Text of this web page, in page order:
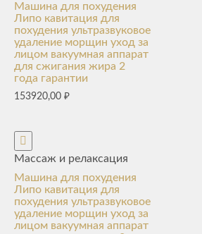
Машина для похудения
Липо кавитация для
похудения ультразвуковое
удаление морщин уход за
лицом вакуумная аппарат
для сжигания жира 2
года гарантии
153920,00 ₽
Массаж и релаксация
Машина для похудения
Липо кавитация для
похудения ультразвуковое
удаление морщин уход за
лицом вакуумная аппарат